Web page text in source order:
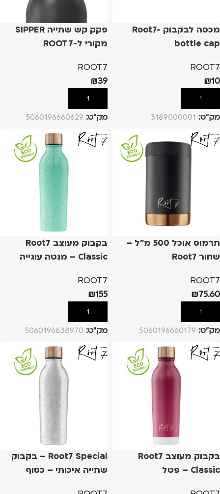
מכסה לבקבוק Root7-
bottle cap
ROOT7
₪10
הוספה לסל
מק”ט: 3189000001
פקק קש שתייה SIPPER
מקורי ל-ROOT7
ROOT7
₪39
הוספה לסל
מק”ט: 5060196660629
תרמוס אוכל 500 מ"ל –
שחור Root7
ROOT7
₪75.60
הוספה לסל
מק”ט: 5060196660179
בקבוק מעוצב Root7
Classic – מנטה עוגייה
ROOT7
₪155
הוספה לסל
מק”ט: 5060196638970
בקבוק מעוצב Root7
Classic – פטל
Root7 Special – בקבוק
שתייה איכותי – כסוף